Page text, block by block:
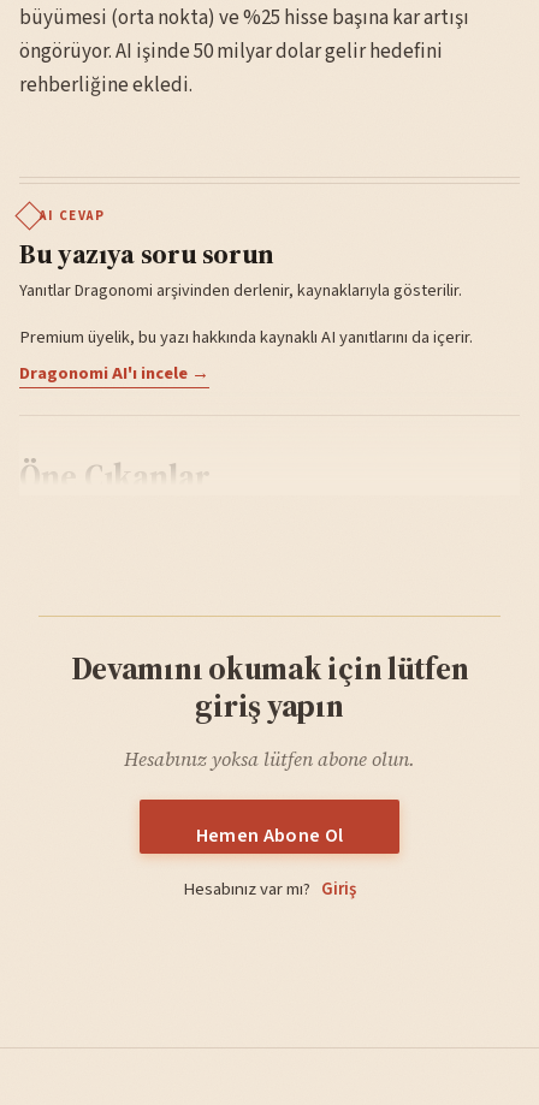
büyümesi (orta nokta) ve %25 hisse başına kar artışı
öngörüyor. AI işinde 50 milyar dolar gelir hedefini
rehberliğine ekledi.
AI CEVAP
Bu yazıya soru sorun
Yanıtlar Dragonomi arşivinden derlenir, kaynaklarıyla gösterilir.
Premium üyelik, bu yazı hakkında kaynaklı AI yanıtlarını da içerir.
Dragonomi AI'ı incele →
Öne Çıkanlar
Devamını okumak için lütfen
giriş yapın
Hesabınız yoksa lütfen abone olun.
Hemen Abone Ol
Hesabınız var mı? Giriş